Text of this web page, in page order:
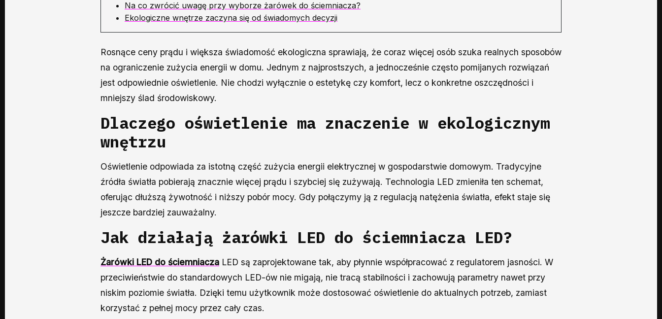
Na co zwrócić uwagę przy wyborze żarówek do ściemniacza?
Ekologiczne wnętrze zaczyna się od świadomych decyzji
Rosnące ceny prądu i większa świadomość ekologiczna sprawiają, że coraz więcej osób szuka realnych sposobów
na ograniczenie zużycia energii w domu. Jednym z najprostszych, a jednocześnie często pomijanych rozwiązań
jest odpowiednie oświetlenie. Nie chodzi wyłącznie o estetykę czy komfort, lecz o konkretne oszczędności i
mniejszy ślad środowiskowy.
Dlaczego oświetlenie ma znaczenie w ekologicznym
wnętrzu
Oświetlenie odpowiada za istotną część zużycia energii elektrycznej w gospodarstwie domowym. Tradycyjne
źródła światła pobierają znacznie więcej prądu i szybciej się zużywają. Technologia LED zmieniła ten schemat,
oferując dłuższą żywotność i niższy pobór mocy. Gdy połączymy ją z regulacją natężenia światła, efekt staje się
jeszcze bardziej zauważalny.
Jak działają żarówki LED do ściemniacza LED?
Żarówki LED do ściemniacza LED są zaprojektowane tak, aby płynnie współpracować z regulatorem jasności. W
przeciwieństwie do standardowych LED-ów nie migają, nie tracą stabilności i zachowują parametry nawet przy
niskim poziomie światła. Dzięki temu użytkownik może dostosować oświetlenie do aktualnych potrzeb, zamiast
korzystać z pełnej mocy przez cały czas.